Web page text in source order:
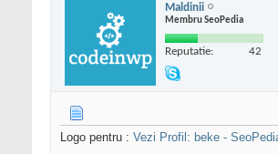
Maldinii
Membru SeoPedia
Reputatie: 42
Logo pentru : Vezi Profil: beke -